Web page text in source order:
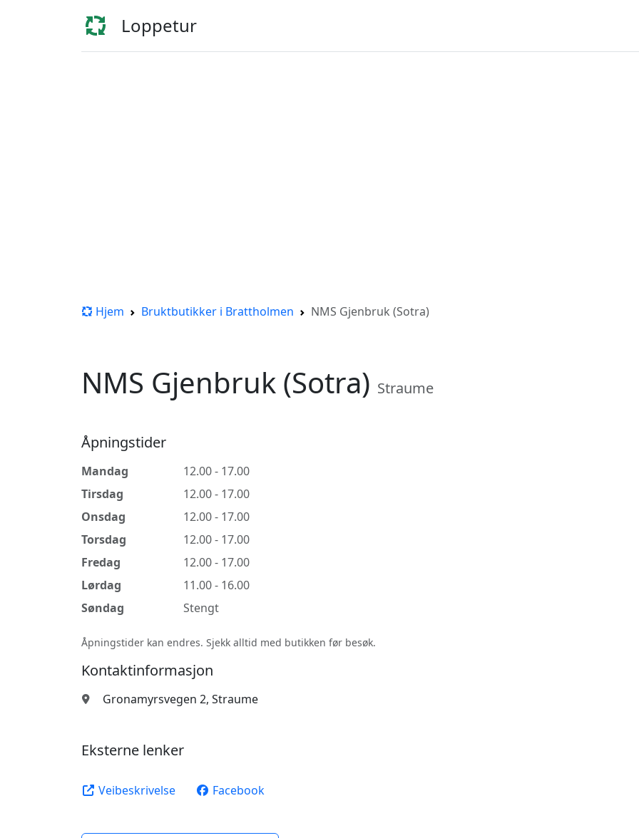
Loppetur
Hjem Bruktbutikker i Brattholmen NMS Gjenbruk (Sotra)
NMS Gjenbruk (Sotra) Straume
Åpningstider
Mandag
12.00 - 17.00
Tirsdag
12.00 - 17.00
Onsdag
12.00 - 17.00
Torsdag
12.00 - 17.00
Fredag
12.00 - 17.00
Lørdag
11.00 - 16.00
Søndag
Stengt
Åpningstider kan endres. Sjekk alltid med butikken før besøk.
Kontaktinformasjon
Gronamyrsvegen 2, Straume
Eksterne lenker
Veibeskrivelse Facebook